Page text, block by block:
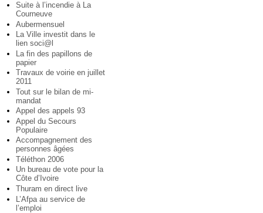
Suite à l’incendie à La
Courneuve
Aubermensuel
La Ville investit dans le
lien soci@l
La fin des papillons de
papier
Travaux de voirie en juillet
2011
Tout sur le bilan de mi-
mandat
Appel des appels 93
Appel du Secours
Populaire
Accompagnement des
personnes âgées
Téléthon 2006
Un bureau de vote pour la
Côte d’Ivoire
Thuram en direct live
L’Afpa au service de
l’emploi